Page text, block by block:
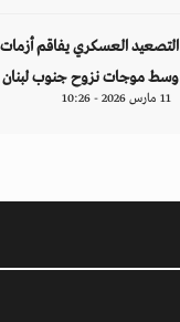
التصعيد العسكري يفاقم
وسط موجات نزوح جنوب لبنان
11 مارس 2026 - 10:26